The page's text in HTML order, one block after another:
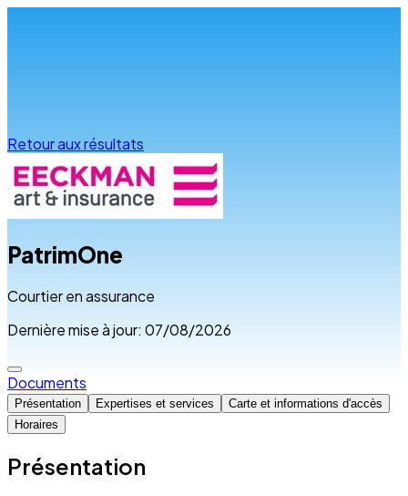
Retour aux résultats
PatrimOne
Courtier en assurance
Dernière mise à jour: 07/08/2026
Documents
Présentation Expertises et services
Carte et informations d'accès
Horaires
Présentation